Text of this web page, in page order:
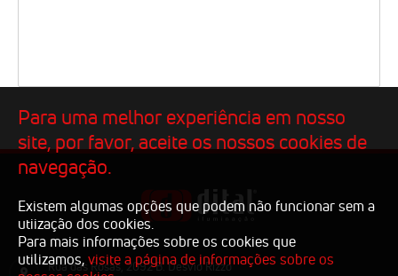
Rua das Rosas, 2092 B. Desvio Rizzo
Para uma melhor experiência em nosso
site, por favor, aceite os nossos cookies de
navegação.
Existem algumas opções que podem não funcionar sem a
utiização dos cookies.
Para mais informações sobre os cookies que
utilizamos, visite a página de informações sobre os